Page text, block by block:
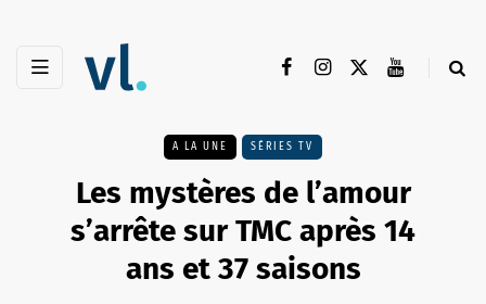
A LA UNE SÉRIES TV
Les mystères de l’amour
s’arrête sur TMC après 14
ans et 37 saisons